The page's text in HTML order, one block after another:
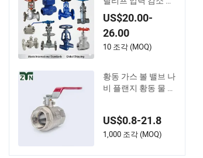
이퍼 공압 전기 스테
인리스 스틸 황동 플
랜지 3 웨이 산업 게
이트 체크 볼 밸브
US$20.00-
26.00
10 조각 (MOQ)
황동 가스 볼 밸브 나
비 플랜지 황동 물 미
US$0.8-21.8
1,000 조각 (MOQ)